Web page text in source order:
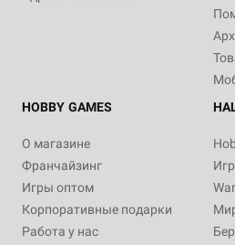
HOBBY GAMES
О магазине
Франчайзинг
Игры оптом
Корпоративные подарки
Работа у нас